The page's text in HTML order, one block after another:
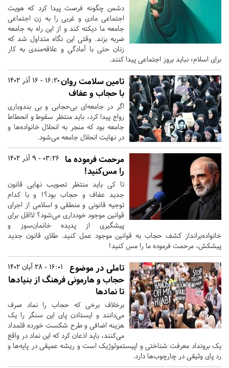
دشمن چگونه فرصت پیدا کرد که هویت
اجتماعی مادی و غربی را به زن اجتماعی
جامعه ما دیکته کند و از این راه به جامعه
ضربه بزند. وقتی این نگاه متداول شد که
زنان حتی با آمادگی و علاقه‌مندی به کار
برای اسلام؛ نباید بروز اجتماعی پیدا کنند.
16:20 - 16 آذر 1402تامین سلامت روان
با حجاب و عفاف
اگر در جامعه‌ای بی‌حجابی و بی بندوباری
رواج پیدا کرد، باید منتظر سقوط و انحطاط
جامعه بود که منجر به انحلال خانواده‌ها و
در نهایت انحلال جامعه می‌شود.
03:26 - 9 آذر 1402
مرحمت فرموده ما
را مس‌کنید!
تا کی باید منتظر تصویب نهایی قانون
جدید عفاف و حجاب بود؟! و با کدام
توجیه قانونی و منطقی و اسلامی از اجرای
قوانین موجود خود‌داری می‌شود؟ لا‌اقل برای
پیشگیری از پدیده خانمان‌سوز و
خانواده‌برانداز کشف حجاب به قوانین موجود عمل کنید. طلای قانون جدید
پیشکش، مرحمت فرموده ما را مس کنید!
16:01 - 28 آبان 1402
تاملی در موضوع
حجاب و هارمونی فرهنگ از بنیادها
تا نمادها
برخلاف برخی که حجاب را نماد صرف
می‌دانند و ایستادن پای این سنگر را یک
هزینه اضافی و طرح شکست خورده قلمداد
می‌کنند، باید اذعان کرد که این نماد در واقع
یک برونداد معرفت شناختی و اپیستمولوژیک است و ریشه عمیقی در پایه‌ها و
رد پای وثیقی در چارچوب‌ها دارد.